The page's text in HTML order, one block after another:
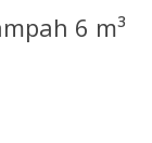
6 m³